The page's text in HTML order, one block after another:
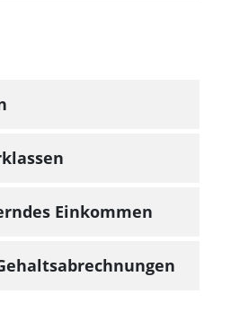
Einkommen